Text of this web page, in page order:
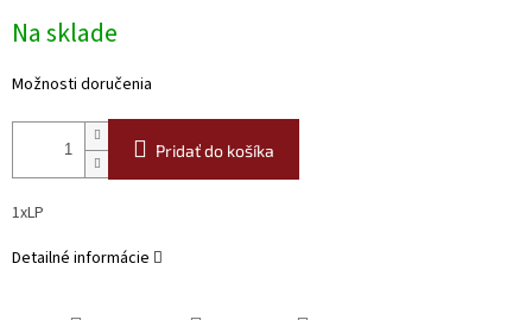
cena:
Na sklade
Možnosti doručenia
Pridať do košíka
1xLP
Detailné informácie